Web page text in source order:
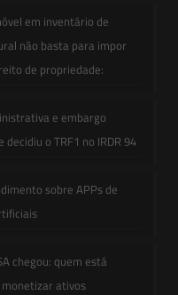
em inventário de
não basta para impor
de propriedade:
e embargo
o TRF1 no IRDR 94
sobre APPs de
chegou: quem está
ativos